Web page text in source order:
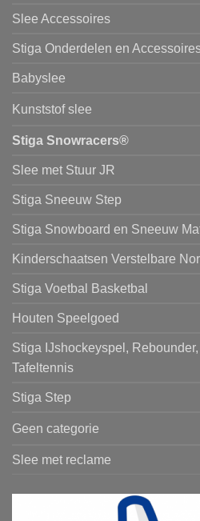
Slee Accessoires
Stiga Onderdelen en
Babyslee
Kunststof slee
Stiga Snowracers®
Slee met Stuur JR
Stiga Sneeuw Step
Stiga Snowboard en Sneeuw
Kinderschaatsen Verstelbare
Stiga Voetbal Basketbal
Houten Speelgoed
Stiga IJshockeyspel,
Tafeltennis
Stiga Step
Geen categorie
Slee met reclame